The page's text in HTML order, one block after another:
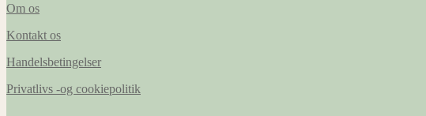
Om os
Kontakt os
Handelsbetingelser
Privatlivs -og cookiepolitik